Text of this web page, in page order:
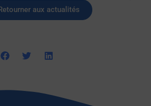
aux actualités